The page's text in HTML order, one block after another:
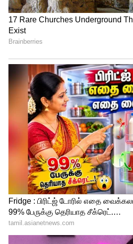
தமிழ்நாடு நாட்டின்
பங்களிப்பு செய்யும் தமிழக
பங்களிப்புகளை செய்ய
ஏற்ப தமிழ்நாட்டிற்கு
பொருளாதாரம் மருத்துவம் என
தமிழகம் அதிகரித்து
நீதிமன்றங்களில் வழக்காடு
சொன்னது போல உரிமைக்கு
தமிழ்நாட்டுக்கு வழங்க
வழங்க வேண்டும். தமிழ்நாடு
பிரதமர் புரிந்து கொள்வார்